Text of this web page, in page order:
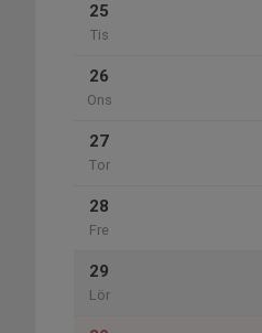
25
Tis
26
Ons
27
Tor
28
Fre
29
Lör